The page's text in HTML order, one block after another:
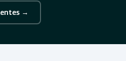
→